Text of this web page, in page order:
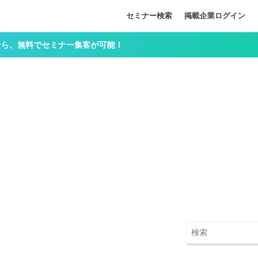
セミナー検索 掲載企業ログイン
、無料でセミナー集客が可能！